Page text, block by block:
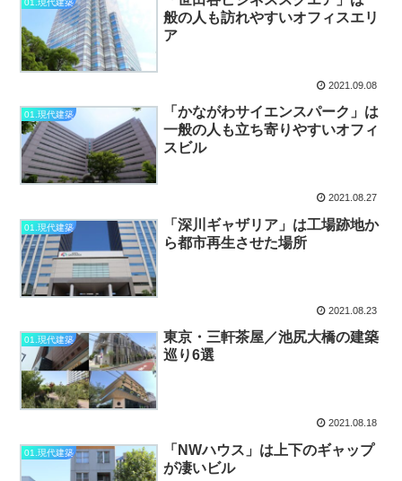
01.現代建築
般の人も訪れやすいオフィスエリ
ア
2021.09.08
01.現代建築
「かながわサイエンスパーク」は
一般の人も立ち寄りやすいオフィ
スビル
2021.08.27
01.現代建築
「深川ギャザリア」は工場跡地か
ら都市再生させた場所
2021.08.23
01.現代建築
東京・三軒茶屋／池尻大橋の建築
巡り6選
2021.08.18
01.現代建築
「NWハウス」は上下のギャップ
が凄いビル